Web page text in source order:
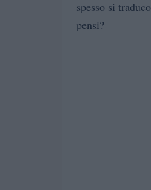
spesso si
pensi?